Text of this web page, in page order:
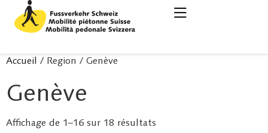
Accueil / Region / Genève
Genève
Affichage de 1–16 sur 18 résultats